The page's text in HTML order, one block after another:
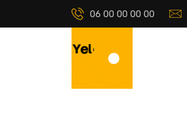
06 00 00 00 00